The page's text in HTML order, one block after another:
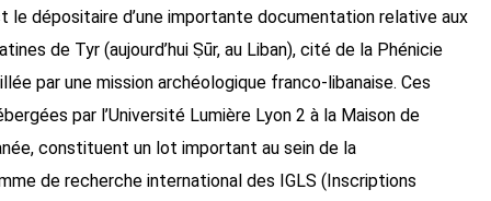
le dépositaire d’une importante documentation relative aux
de Tyr (aujourd’hui Ṣūr, au Liban), cité de la Phénicie
par une mission archéologique franco-libanaise. Ces
par l’Université Lumière Lyon 2 à la Maison de
constituent un lot important au sein de la
de recherche international des IGLS (Inscriptions